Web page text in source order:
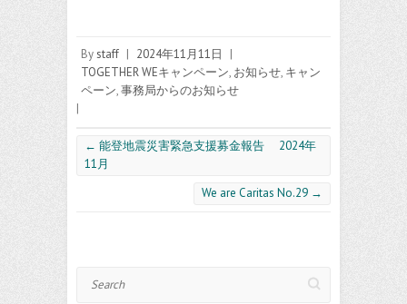
Bystaff | 2024年11月11日
|
TOGETHER WEキャンペーン, お知らせ, キャン
ペーン,事務局からのお知らせ
|
← 能登地震災害緊急支援募金報告 2024年
11月
We are Caritas No.29 →